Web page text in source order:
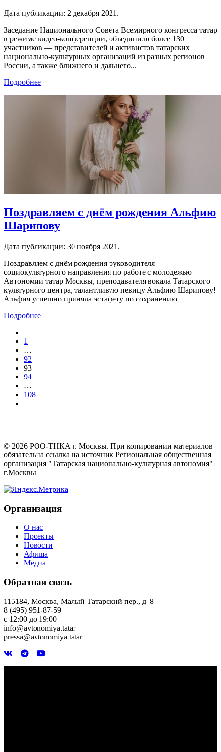
Дата публикации: 2 декабря 2021 .
Заседание Национального Совета Всемирного конгресса татар
в режиме видео-конференции, объединило более 130
участников — представителей и активистов татарских
национально-культурных организаций из разных регионов
России, а также ближнего и дальнего...
Подробнее
Поздравляем с днём рождения Альфию
Шарипову
Дата публикации: 30 ноября 2021 .
Поздравляем с днём рождения руководителя
социокультурного направления по работе с молодежью
Автономии татар Москвы, преподавателя вокала Татарского
культурного центра, талантливую певицу Альфию Шарипову!
Альфия успешно приняла эстафету по сохранению...
Подробнее
1
…
92
93
94
…
108
© 2026 РОО-ТНКА г. Москвы. При копировании материалов
обязательна ссылка на источник Региональная общественная
организация "Татарская национально-культурная автономия"
г.Москвы.
Организация
О нас
Проекты
Новости
Афиша
Медиа
Обратная связь
115184, Москва, Малый Татарский пер., д. 8
8 (495) 951-87-59
с 12:00 до 19:00
info@avtonomiya.tatar
pressa@avtonomiya.tatar